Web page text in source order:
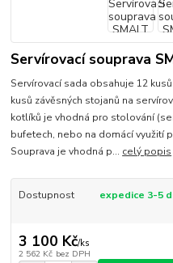
Servírovací souprava
Servírovací sada obsahuje 12
kusů závěsných stojanů na
kotlíků je vhodná pro stolování
bufetech, nebo na domácí využití
Souprava je vhodná p... celý popis
Dostupnost expedice 3-5
3 100 Kč/ks
2 562 Kč bez DPH